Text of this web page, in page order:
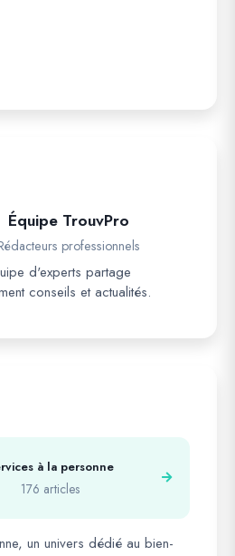
Équipe TrouvPro
professionnels
d'experts partage
conseils et actualités.
à la personne
176 articles
un univers dédié au bien-